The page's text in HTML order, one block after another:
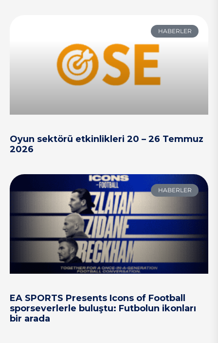
HABERLER
Oyun sektörü etkinlikleri 20 – 26 Temmuz
2026
HABERLER
EA SPORTS Presents Icons of Football
sporseverlerle buluştu: Futbolun ikonları
bir arada